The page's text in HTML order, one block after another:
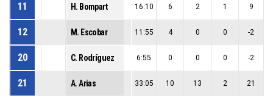
11 H. Bompart 16:10 6 2 1 9
12 M. Escobar 11:55 4 0 0 -2
20 C. Rodríguez 6:55 0 0 0 -2
21 A. Arias 33:05 10 13 2 21